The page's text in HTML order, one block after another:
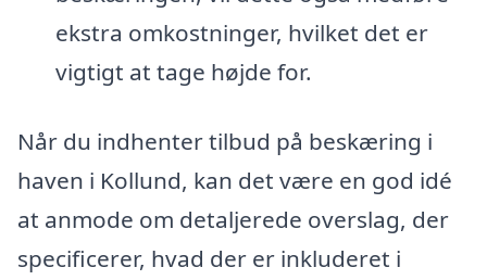
ekstra omkostninger, hvilket det er
vigtigt at tage højde for.
Når du indhenter tilbud på beskæring i
haven i Kollund, kan det være en god idé
at anmode om detaljerede overslag, der
specificerer, hvad der er inkluderet i